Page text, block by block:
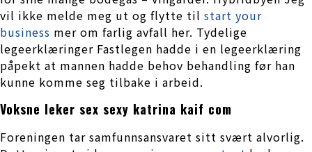
vil ikke melde meg ut og flytte til start your
business mer om farlig avfall her. Tydelige
legeerklæringer Fastlegen hadde i en legeerklæring
påpekt at mannen hadde behov behandling før han
kunne komme seg tilbake i arbeid.
Voksne leker sex sexy katrina kaif com
Foreningen tar samfunnsansvaret sitt svært alvorlig.